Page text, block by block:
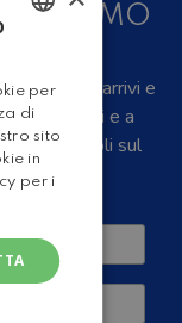
TURISMO
i nuovi arrivi e
nuovi, usati e a
e articoli sul
ENGLISH
per
di
sito
in
per i